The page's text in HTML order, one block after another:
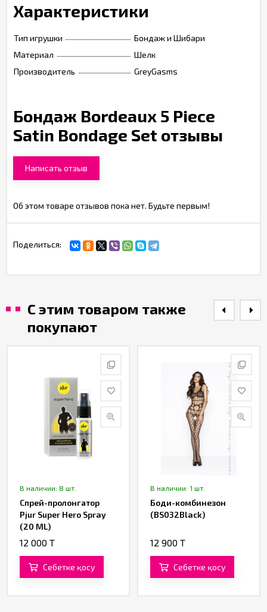
Характеристики
Тип игрушки
Бондаж и Шибари
Материал
Шелк
Производитель
GreyGasms
Бондаж Bordeaux 5 Piece
Satin Bondage Set отзывы
Написать отзыв
Об этом товаре отзывов пока нет. Будьте первым!
Поделиться:
С этим товаром также
покупают
В наличии: 8 шт.
Спрей-пролонгатор
Pjur Super Hero Spray
(20 ML)
12 000 T
Себетке қосу
В наличии: 1 шт.
Боди-комбинезон
(BS032Black)
12 900 T
Себетке қосу